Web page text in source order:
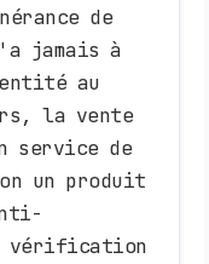
de
jamais à
au
la vente
service de
un produit
vérification